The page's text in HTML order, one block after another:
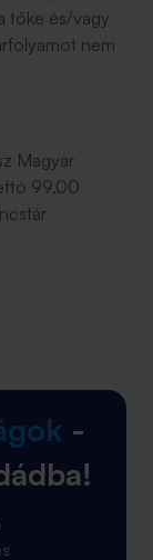
tőke és/vagy
nem
Magyar
99,00
-